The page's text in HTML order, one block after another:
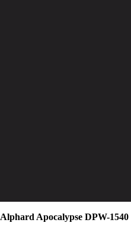
Alphard Apocalypse DPW-1540